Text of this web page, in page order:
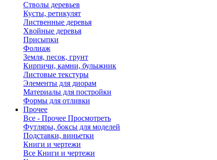
Стволы деревьев
Кусты, ретикулят
Лиственные деревья
Хвойные деревья
Присыпки
Фолиаж
Земля, песок, грунт
Кирпичи, камни, булыжник
Листовые текстуры
Элементы для диорам
Материалы для постройки
Формы для отливки
Прочее
Все - Прочее Просмотреть
Футляры, боксы для моделей
Подставки, виньетки
Книги и чертежи
Все Книги и чертежи